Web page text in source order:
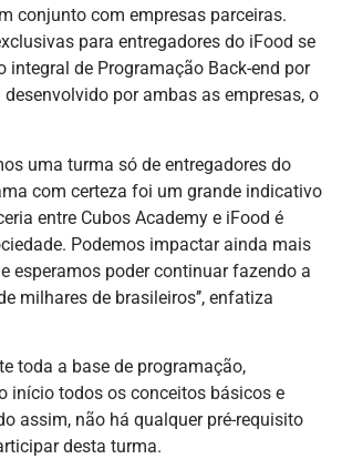
conjunto com empresas parceiras.
para entregadores do iFood se
integral de Programação Back-end por
por ambas as empresas, o
uma turma só de entregadores do
com certeza foi um grande indicativo
entre Cubos Academy e iFood é
​Podemos​​ impactar ainda mais
esperamos poder continuar fazendo a
milhares de brasileiros’’, enfatiza
toda a base de programação,
início todos os conceitos básicos e
assim, não há qualquer pré-requisito
desta turma.